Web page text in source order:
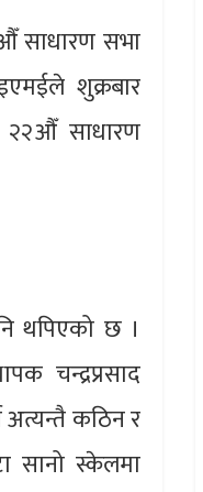
साधारण सभा
शुक्रबार
२२औँ साधारण
थपिएको छ ।
चन्द्रप्रसाद
अत्यन्तै कठिन र
सानो स्केलमा